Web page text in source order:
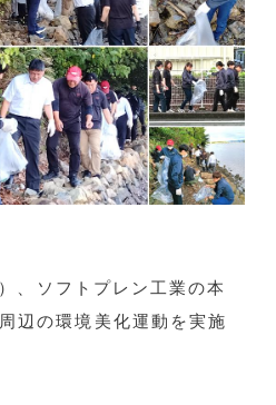
、ソフトプレン工業の本
辺の環境美化運動を実施